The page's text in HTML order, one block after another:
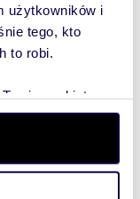
użytkowników i
tego, kto
to robi.
osobiste
preferencje w
cookie możesz
chwili.